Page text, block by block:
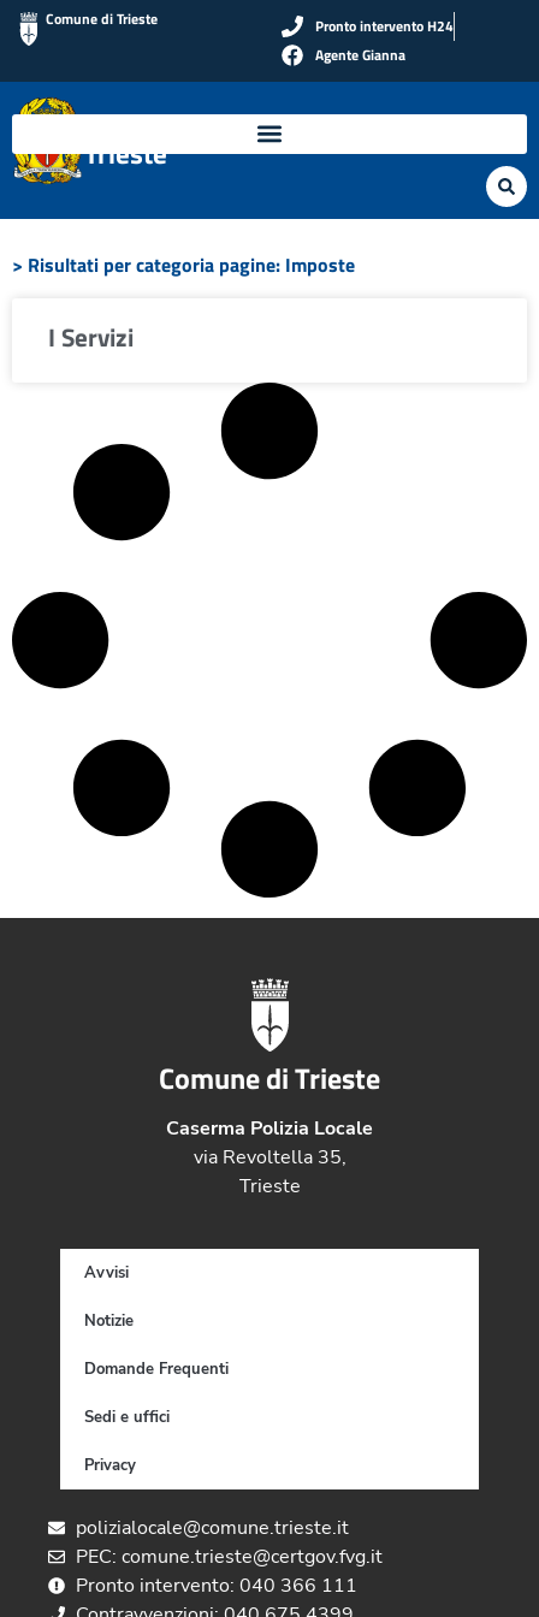
Comune di Trieste
Pronto intervento H24
Agente Gianna
Polizia Locale di
Trieste
> Risultati per categoria pagine: Imposte
I Servizi
Comune di Trieste
Caserma Polizia Locale
via Revoltella 35,
Trieste
Avvisi
Notizie
Domande Frequenti
Sedi e uffici
Privacy
polizialocale@comune.trieste.it
PEC: comune.trieste@certgov.fvg.it
Pronto intervento: 040 366 111